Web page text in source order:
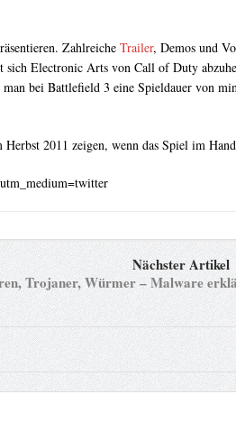
Zahlreiche Trailer, Demos und
sich Electronic Arts von Call of Duty
bei Battlefield 3 eine Spieldauer von
2011 zeigen, wenn das Spiel im
Nächster Artikel
Trojaner, Würmer – Malware